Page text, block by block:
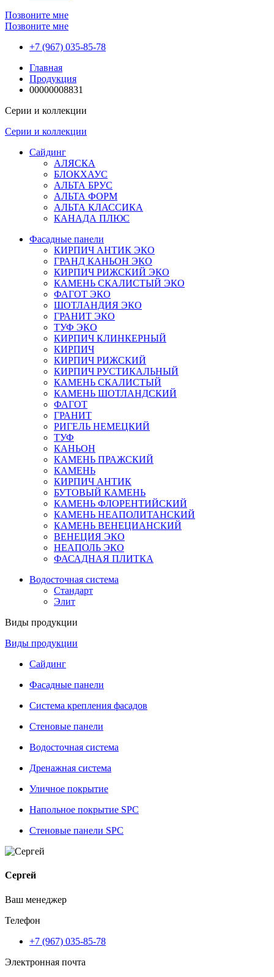
Позвоните мне
Позвоните мне
+7 (967) 035-85-78
Главная
Продукция
00000008831
Серии и коллекции
Серии и коллекции
Сайдинг
АЛЯСКА
БЛОКХАУС
АЛЬТА БРУС
АЛЬТА ФОРМ
АЛЬТА КЛАССИКА
КАНАДА ПЛЮС
Фасадные панели
КИРПИЧ АНТИК ЭКО
ГРАНД КАНЬОН ЭКО
КИРПИЧ РИЖСКИЙ ЭКО
КАМЕНЬ СКАЛИСТЫЙ ЭКО
ФАГОТ ЭКО
ШОТЛАНДИЯ ЭКО
ГРАНИТ ЭКО
ТУФ ЭКО
КИРПИЧ КЛИНКЕРНЫЙ
КИРПИЧ
КИРПИЧ РИЖСКИЙ
КИРПИЧ РУСТИКАЛЬНЫЙ
КАМЕНЬ СКАЛИСТЫЙ
КАМЕНЬ ШОТЛАНДСКИЙ
ФАГОТ
ГРАНИТ
РИГЕЛЬ НЕМЕЦКИЙ
ТУФ
КАНЬОН
КАМЕНЬ ПРАЖСКИЙ
КАМЕНЬ
КИРПИЧ АНТИК
БУТОВЫЙ КАМЕНЬ
КАМЕНЬ ФЛОРЕНТИЙСКИЙ
КАМЕНЬ НЕАПОЛИТАНСКИЙ
КАМЕНЬ ВЕНЕЦИАНСКИЙ
ВЕНЕЦИЯ ЭКО
НЕАПОЛЬ ЭКО
ФАСАДНАЯ ПЛИТКА
Водосточная система
Стандарт
Элит
Виды продукции
Виды продукции
Сайдинг
Фасадные панели
Система крепления фасадов
Стеновые панели
Водосточная система
Дренажная система
Уличное покрытие
Напольное покрытие SPC
Стеновые панели SPC
Сергей
Ваш менеджер
Телефон
+7 (967) 035-85-78
Электронная почта